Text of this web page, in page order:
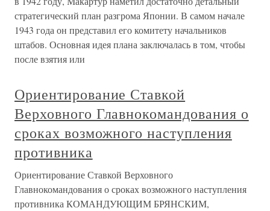
стратегический план разгрома Японии. В самом начале
1943 года он представил его комитету начальников
штабов. Основная идея плана заключалась в том, чтобы
после взятия или
Ориентирование Ставкой
Верховного Главнокомандования о
сроках возможного наступления
противника
Ориентирование Ставкой Верховного
Главнокомандования о сроках возможного наступления
противника КОМАНДУЮЩИМ БРЯНСКИМ,